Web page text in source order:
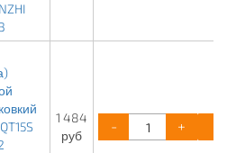
1 484
руб
- +